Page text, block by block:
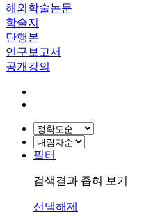
해외학술논문
학술지
단행본
연구보고서
공개강의
필터
검색결과 좁혀 보기
선택해제